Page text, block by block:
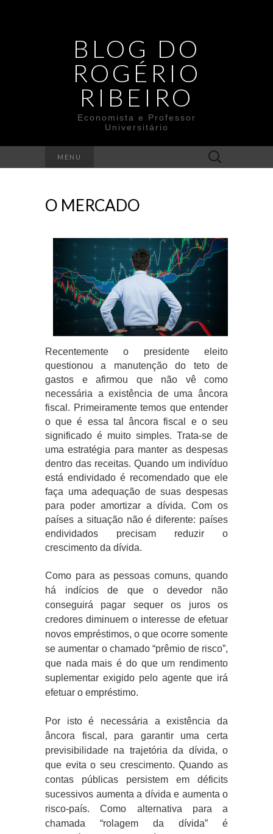
BLOG DO
ROGÉRIO
RIBEIRO
Economista e Professor
Universitário
MENU
Search
for:
O MERCADO
Recentemente o presidente eleito
questionou a manutenção do teto de
gastos e afirmou que não vê como
necessária a existência de uma âncora
fiscal. Primeiramente temos que entender
o que é essa tal âncora fiscal e o seu
significado é muito simples. Trata-se de
uma estratégia para manter as despesas
dentro das receitas. Quando um indivíduo
está endividado é recomendado que ele
faça uma adequação de suas despesas
para poder amortizar a dívida. Com os
países a situação não é diferente: países
endividados precisam reduzir o
crescimento da dívida.
Como para as pessoas comuns, quando
há indícios de que o devedor não
conseguirá pagar sequer os juros os
credores diminuem o interesse de efetuar
novos empréstimos, o que ocorre somente
se aumentar o chamado “prêmio de risco”,
que nada mais é do que um rendimento
suplementar exigido pelo agente que irá
efetuar o empréstimo.
Por isto é necessária a existência da
âncora fiscal, para garantir uma certa
previsibilidade na trajetória da dívida, o
que evita o seu crescimento. Quando as
contas públicas persistem em déficits
sucessivos aumenta a dívida e aumenta o
risco-país. Como alternativa para a
chamada “rolagem da dívida” é